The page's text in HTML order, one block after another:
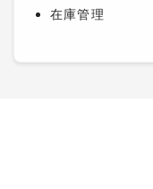
在庫管理